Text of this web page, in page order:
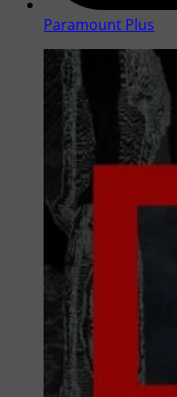
Paramount Plus